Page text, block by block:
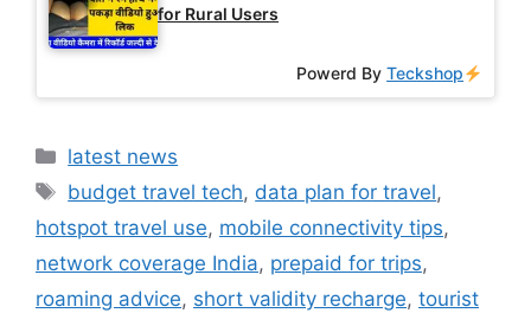
for Rural Users
Powerd ByTeckshop
Categories
latest news
Tags
budget travel tech, data plan for travel,
hotspot travel use, mobile connectivity tips,
network coverage India, prepaid for trips,
roaming advice, short validity recharge, tourist